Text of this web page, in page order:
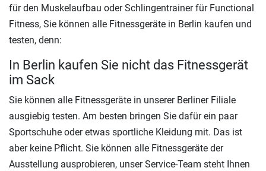
für den Muskelaufbau oder Schlingentrainer für Functional
Fitness, Sie können alle Fitnessgeräte in Berlin kaufen und
testen, denn:
In Berlin kaufen Sie nicht das Fitnessgerät
im Sack
Sie können alle Fitnessgeräte in unserer Berliner Filiale
ausgiebig testen. Am besten bringen Sie dafür ein paar
Sportschuhe oder etwas sportliche Kleidung mit. Das ist
aber keine Pflicht. Sie können alle Fitnessgeräte der
Ausstellung ausprobieren, unser Service-Team steht Ihnen